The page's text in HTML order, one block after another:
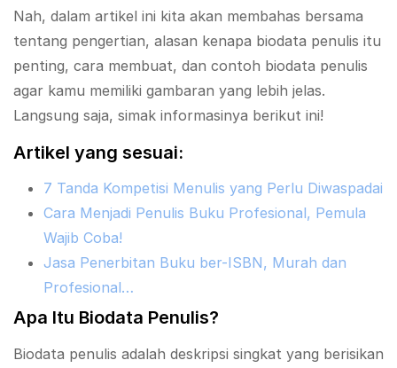
Nah, dalam artikel ini kita akan membahas bersama
tentang pengertian, alasan kenapa biodata penulis itu
penting, cara membuat, dan contoh biodata penulis
agar kamu memiliki gambaran yang lebih jelas.
Langsung saja, simak informasinya berikut ini!
Artikel yang sesuai:
7 Tanda Kompetisi Menulis yang Perlu Diwaspadai
Cara Menjadi Penulis Buku Profesional, Pemula
Wajib Coba!
Jasa Penerbitan Buku ber-ISBN, Murah dan
Profesional…
Apa Itu Biodata Penulis?
Biodata penulis adalah deskripsi singkat yang berisikan